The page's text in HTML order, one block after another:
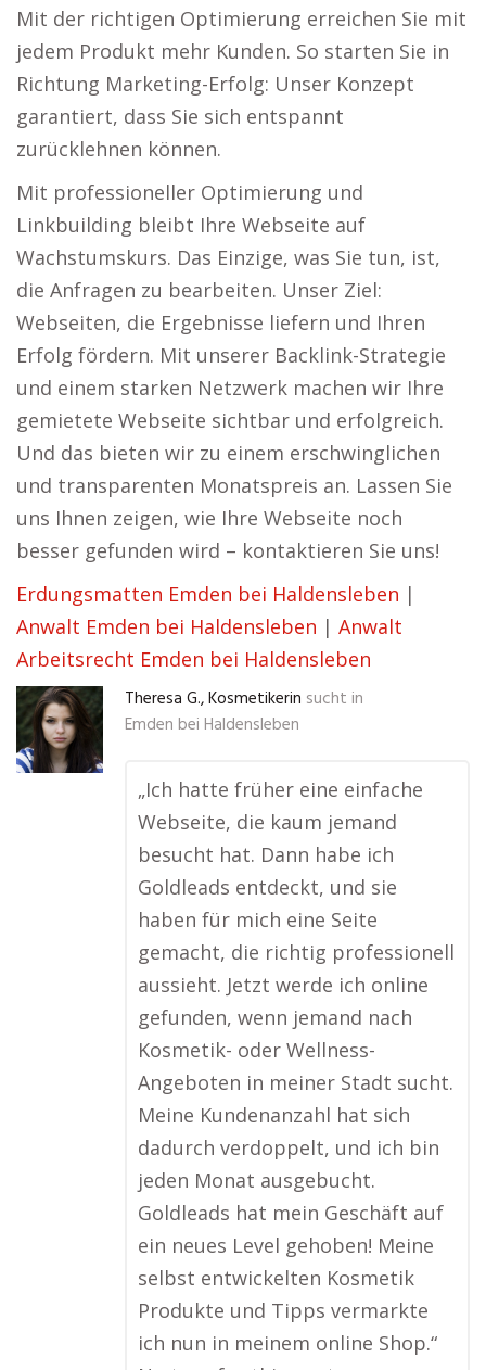
Mit der richtigen Optimierung erreichen Sie mit
jedem Produkt mehr Kunden. So starten Sie in
Richtung Marketing-Erfolg: Unser Konzept
garantiert, dass Sie sich entspannt
zurücklehnen können.
Mit professioneller Optimierung und
Linkbuilding bleibt Ihre Webseite auf
Wachstumskurs. Das Einzige, was Sie tun, ist,
die Anfragen zu bearbeiten. Unser Ziel:
Webseiten, die Ergebnisse liefern und Ihren
Erfolg fördern. Mit unserer Backlink-Strategie
und einem starken Netzwerk machen wir Ihre
gemietete Webseite sichtbar und erfolgreich.
Und das bieten wir zu einem erschwinglichen
und transparenten Monatspreis an. Lassen Sie
uns Ihnen zeigen, wie Ihre Webseite noch
besser gefunden wird – kontaktieren Sie uns!
Erdungsmatten Emden bei Haldensleben |
Anwalt Emden bei Haldensleben | Anwalt
Arbeitsrecht Emden bei Haldensleben
Theresa G., Kosmetikerin sucht in
Emden bei Haldensleben
„Ich hatte früher eine einfache
Webseite, die kaum jemand
besucht hat. Dann habe ich
Goldleads entdeckt, und sie
haben für mich eine Seite
gemacht, die richtig professionell
aussieht. Jetzt werde ich online
gefunden, wenn jemand nach
Kosmetik- oder Wellness-
Angeboten in meiner Stadt sucht.
Meine Kundenanzahl hat sich
dadurch verdoppelt, und ich bin
jeden Monat ausgebucht.
Goldleads hat mein Geschäft auf
ein neues Level gehoben! Meine
selbst entwickelten Kosmetik
Produkte und Tipps vermarkte
ich nun in meinem online Shop.“